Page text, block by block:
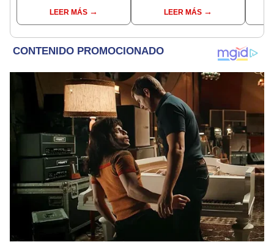
esposa Erika Muñóz: "El
proceso judicial"
LEER MÁS
supuesta relación con
joven extranjero: "Es
LEER MÁS
has